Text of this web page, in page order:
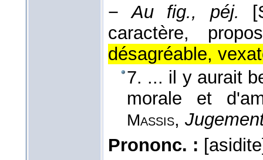
−Au fig., péj.
caractère,
désagréable,
7. ... il y aurait
morale et
Massis,
Prononc. :